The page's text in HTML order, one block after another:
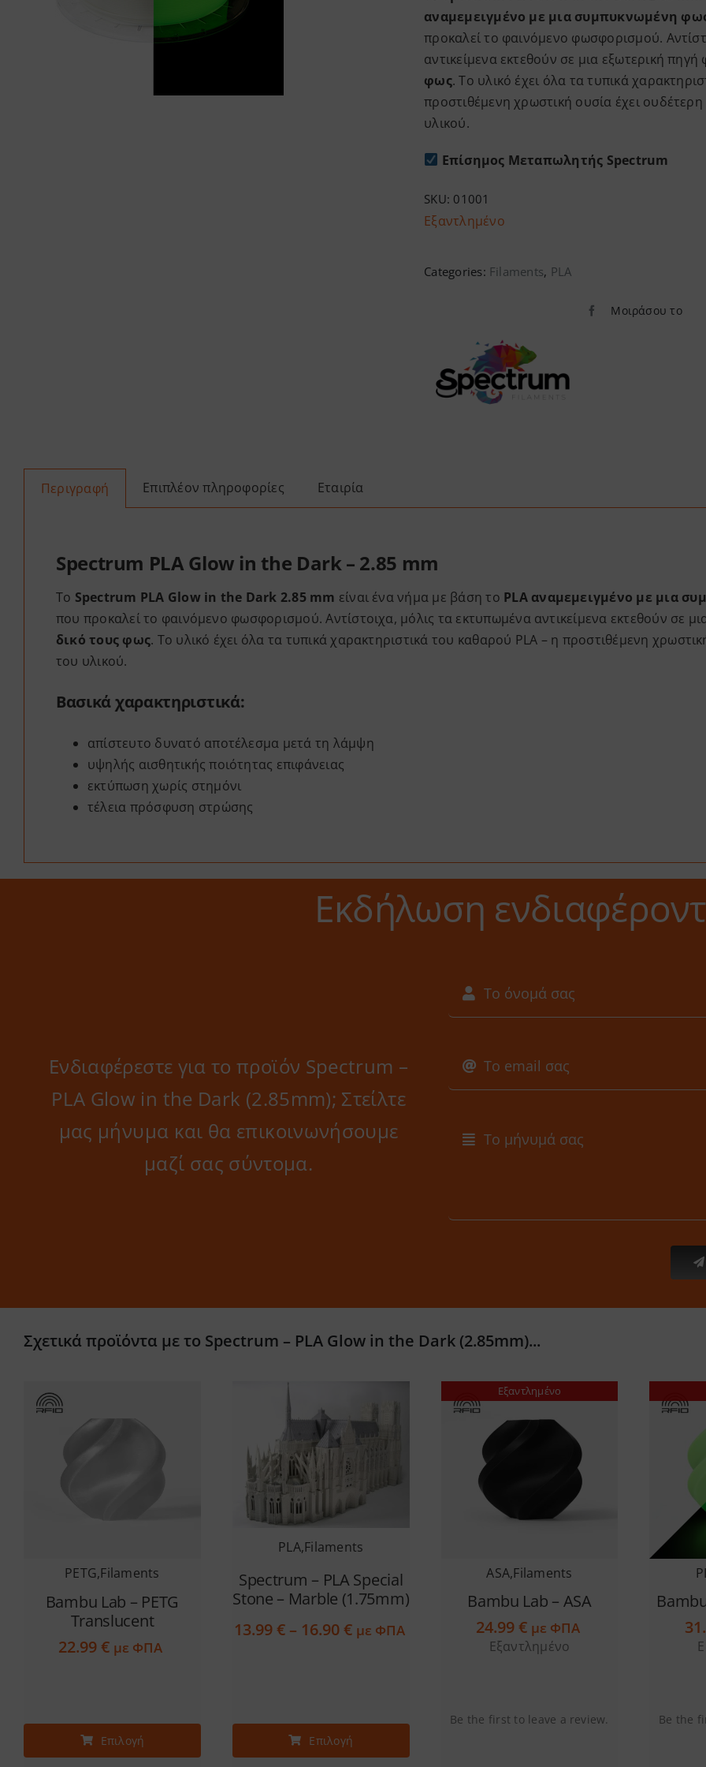
αναμεμειγμένο με μια συμπυκνωμένη
προκαλεί το φαινόμενο φωσφορισμού.
αντικείμενα εκτεθούν σε μια εξωτερική
φως. Το υλικό έχει όλα τα τυπικά
προστιθέμενη χρωστική ουσία έχει ουδέτερη
υλικού.
Επίσημος Μεταπωλητής Spectrum
SKU: 01001
Εξαντλημένο
Categories: Filaments, PLA
Μοιράσου το
Περιγραφή Επιπλέον πληροφορίες Εταιρία
Spectrum PLA Glow in the Dark – 2.85 mm
Το Spectrum PLA Glow in the Dark 2.85 mm είναι ένα νήμα με βάση το PLA αναμεμειγμένο με μια
που προκαλεί το φαινόμενο φωσφορισμού. Αντίστοιχα, μόλις τα εκτυπωμένα αντικείμενα εκτεθούν σε
δικό τους φως. Το υλικό έχει όλα τα τυπικά χαρακτηριστικά του καθαρού PLA – η προστιθέμενη
του υλικού.
Βασικά χαρακτηριστικά:
απίστευτο δυνατό αποτέλεσμα μετά τη λάμψη
υψηλής αισθητικής ποιότητας επιφάνειας
εκτύπωση χωρίς στημόνι
τέλεια πρόσφυση στρώσης
Εκδήλωση
Ενδιαφέρεστε για το προϊόν Spectrum –
PLA Glow in the Dark (2.85mm); Στείλτε
μας μήνυμα και θα επικοινωνήσουμε
μαζί σας σύντομα.
Σχετικά προϊόντα με το Spectrum – PLA Glow in the Dark (2.85mm)...
PETG,Filaments
Bambu Lab – PETG
Translucent
22.99€ με ΦΠΑ
Επιλογή
το
PLA,Filaments
Spectrum – PLA Special
Stone – Marble (1.75mm)
13.99€ – 16.90€Price
με ΦΠΑ
Επιλογή
το
Εξαντλημένο
ASA,Filaments
Bambu Lab – ASA
24.99€ με ΦΠΑ
Εξαντλημένο
Be the first to leave a review. Be the